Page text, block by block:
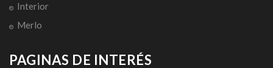
Interior
Merlo
PAGINAS DE INTERÉS